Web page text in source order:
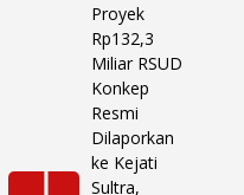
Proyek
Rp132,3
Miliar RSUD
Konkep
Resmi
Dilaporkan
ke Kejati
Sultra,